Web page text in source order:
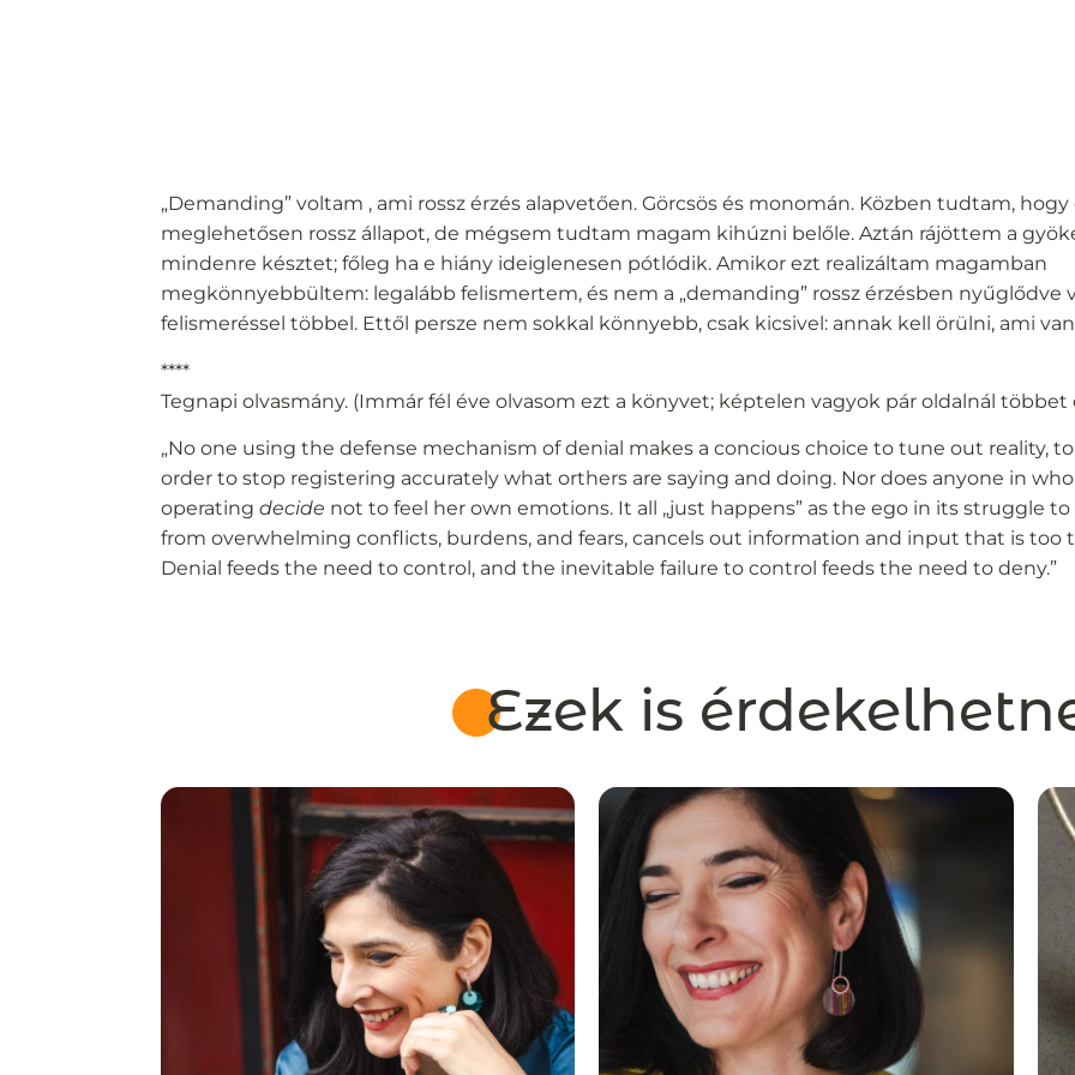
„Demanding” voltam , ami rossz érzés alapvetően. Görcsös és monomán. Közben tudtam, hogy
meglehetősen rossz állapot, de mégsem tudtam magam kihúzni belőle. Aztán rájöttem a
mindenre késztet; főleg ha e hiány ideiglenesen pótlódik. Amikor ezt realizáltam magamban
megkönnyebbültem: legalább felismertem, és nem a „demanding” rossz érzésben nyűglődve
felismeréssel többel. Ettől persze nem sokkal könnyebb, csak kicsivel: annak kell örülni, ami
****
Tegnapi olvasmány. (Immár fél éve olvasom ezt a könyvet; képtelen vagyok pár oldalnál többet
„No one using the defense mechanism of denial makes a concious choice to tune out reality,
order to stop registering accurately what orthers are saying and doing. Nor does anyone in
operatingdecide not to feel her own emotions. It all „just happens” as the ego in its struggle
from overwhelming conflicts, burdens, and fears, cancels out information and input that is too
Denial feeds the need to control, and the inevitable failure to control feeds the need to deny.”
Ezek is